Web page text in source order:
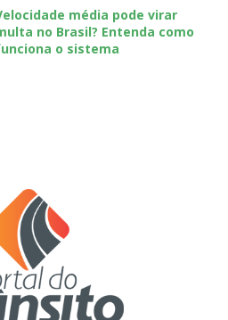
média pode virar
no Brasil? Entenda como
o sistema